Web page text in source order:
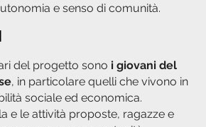
e senso di comunità.
del progetto sono i giovani del
, in particolare quelli che vivono in
sociale ed economica.
e le attività proposte, ragazze e